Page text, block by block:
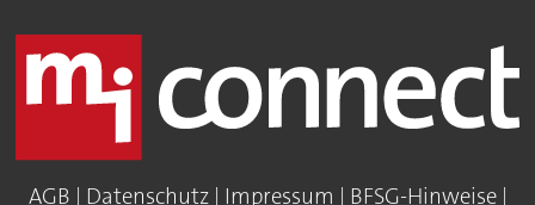
AGB | Datenschutz| Impressum | BFSG-Hinweise|